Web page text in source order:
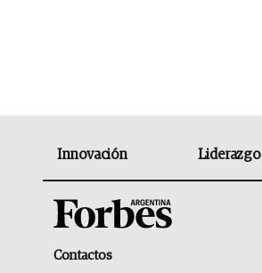
Innovación Liderazgo
Contactos